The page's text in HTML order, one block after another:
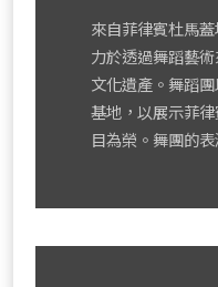
來自菲律賓杜馬
力於透過舞蹈藝
文化遺產。舞蹈
基地，以展示菲
目為榮。舞團的